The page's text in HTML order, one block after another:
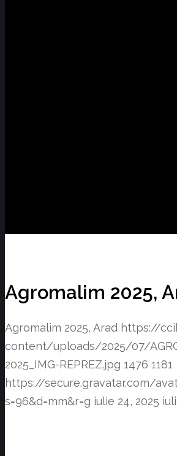
Agromalim 2025,
Agromalim 2025, Arad https://
content/uploads/2025/07/
2025_IMG-REPREZ.jpg 1476 1181
https://secure.gravatar.com/
s=96&d=mm&r=g iulie 24, 2025